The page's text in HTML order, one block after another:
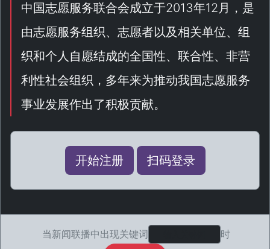
中国志愿服务联合会成立于2013年12月，是
由志愿服务组织、志愿者以及相关单位、组
织和个人自愿结成的全国性、联合性、非营
利性社会组织，多年来为推动我国志愿服务
事业发展作出了积极贡献。
开始注册 扫码登录
当新闻联播中出现关键词 时